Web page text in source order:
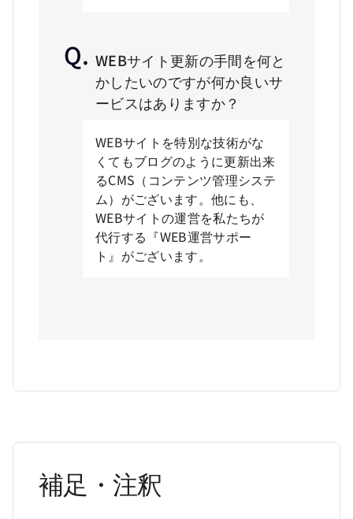
WEBサイト更新の手間を何と
かしたいのですが何か良いサ
ービスはありますか？
WEBサイトを特別な技術がな
くてもブログのように更新出来
るCMS（コンテンツ管理システ
ム）がございます。他にも、
WEBサイトの運営を私たちが
代行する『WEB運営サポー
ト』がございます。
補足・注釈